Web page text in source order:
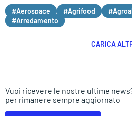
#Aerospace #Agrifood
#Arredamento
CARICA
Vuoi ricevere le nostre ultime
per rimanere sempre aggiornato